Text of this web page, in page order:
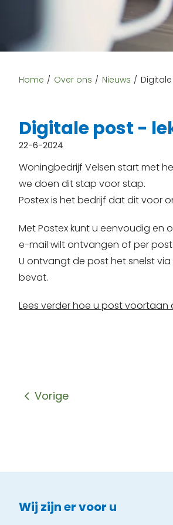
Home Over ons Nieuws
Digitale post -
22-6-2024
Woningbedrijf Velsen start met
we doen dit stap voor stap.
Postex is het bedrijf dat dit voor
Met Postex kunt u eenvoudig en
e-mail wilt ontvangen of per post.
U ontvangt de post het snelst
bevat.
Lees verder hoe u post
Vorige
Contactinformatie
Wij zijn er voor u